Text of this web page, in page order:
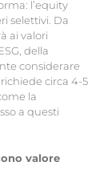
l’equity
selettivi. Da
ai valori
della
considerare
circa 4-5
la
a questi
valore